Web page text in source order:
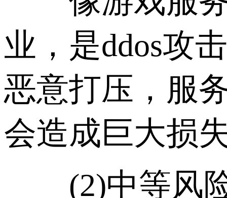
业，是ddos攻
恶意打压，服
会造成巨大损
(2)中等风险